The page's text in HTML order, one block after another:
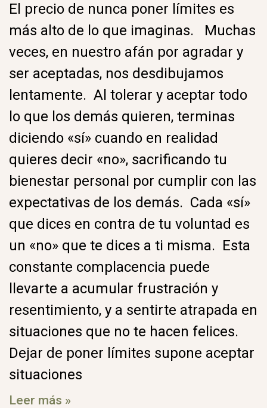
El precio de nunca poner límites es
más alto de lo que imaginas. Muchas
veces, en nuestro afán por agradar y
ser aceptadas, nos desdibujamos
lentamente. Al tolerar y aceptar todo
lo que los demás quieren, terminas
diciendo «sí» cuando en realidad
quieres decir «no», sacrificando tu
bienestar personal por cumplir con las
expectativas de los demás. Cada «sí»
que dices en contra de tu voluntad es
un «no» que te dices a ti misma. Esta
constante complacencia puede
llevarte a acumular frustración y
resentimiento, y a sentirte atrapada en
situaciones que no te hacen felices.
Dejar de poner límites supone aceptar
situaciones
Leer más »